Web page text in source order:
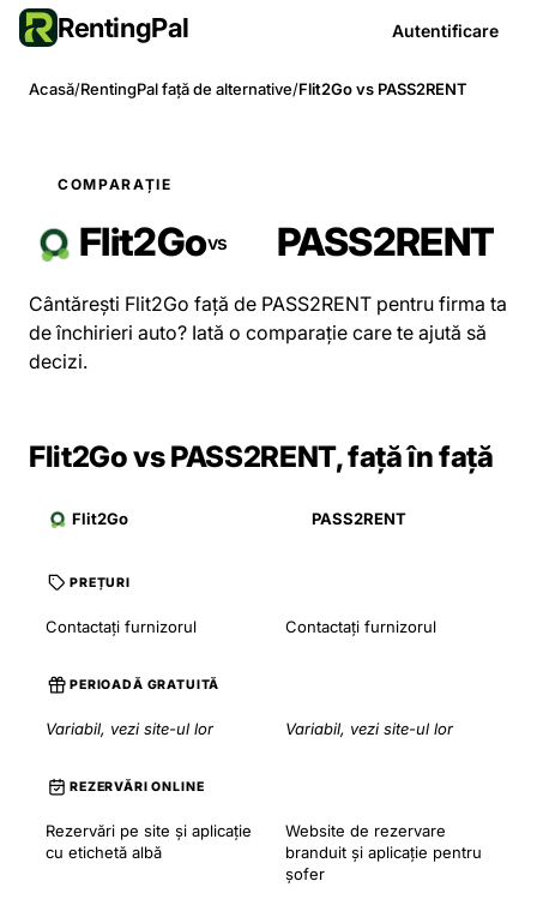
RentingPal Autentificare
Acasă/RentingPal față de alternative/Flit2Go vs PASS2RENT
COMPARAȚIE
Flit2Govs PASS2RENT
Cântărești Flit2Go față de PASS2RENT pentru firma ta
de închirieri auto? Iată o comparație care te ajută să
decizi.
Flit2Go vs PASS2RENT, față în față
Flit2Go PASS2RENT
PREȚURI
Contactați furnizorul Contactați furnizorul
PERIOADĂ GRATUITĂ
Variabil, vezi site-ul lor Variabil, vezi site-ul lor
REZERVĂRI ONLINE
Rezervări pe site și aplicație
cu etichetă albă
Website de rezervare
branduit și aplicație pentru
șofer